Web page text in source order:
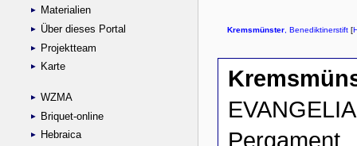
Materialien
Über dieses Portal
Projektteam
Karte
WZMA
Briquet-online
Hebraica